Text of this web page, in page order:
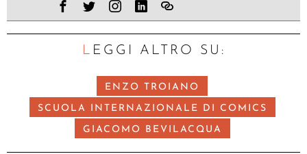
LEGGI ALTRO SU:
ENZO TROIANO
SCUOLA INTERNAZIONALE DI COMICS
GIACOMO BEVILACQUA